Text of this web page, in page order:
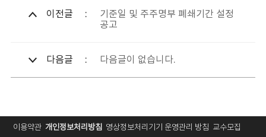
이전글
기준일 및 주주명부 폐쇄기간 설정
공고
다음글 다음글이 없습니다.
이용약관 개인정보처리방침 영상정보처리기기 운영관리 방침 교수모집